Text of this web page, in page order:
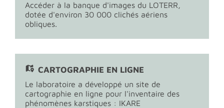
Accéder à la banque d'images du LOTERR,
dotée d'environ 30 000 clichés aériens
obliques.
CARTOGRAPHIE EN LIGNE
Le laboratoire a développé un site de
cartographie en ligne pour l'inventaire des
phénomènes karstiques : IKARE